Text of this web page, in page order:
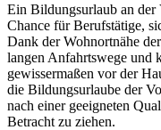
Ein Bildungsurlaub an
Chance für Berufstätige,
Dank der Wohnortnähe
langen Anfahrtswege und
gewissermaßen vor der
die Bildungsurlaube der
nach einer geeigneten
Betracht zu ziehen.